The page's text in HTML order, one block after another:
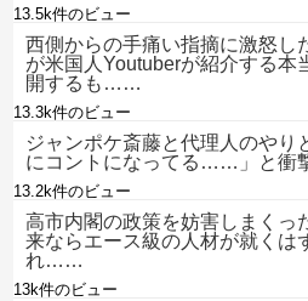
13.5k件のビュー
西側からの手痛い指摘に激怒し
が米国人Youtuberが紹介する本
開するも……
13.3k件のビュー
ジャンポケ斎藤と代理人のやり
にコントになってる……」と衝
13.2k件のビュー
高市内閣の政策を妨害しまくっ
来ならエース級の人材が就くは
れ……
13k件のビュー